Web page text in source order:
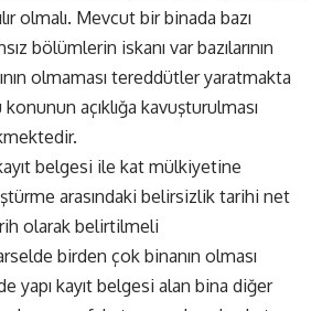
olmalı. Mevcut bir binada bazı
bölümlerin iskanı var bazılarının
olmaması tereddütler yaratmakta
açıklığa kavuşturulması
belgesi ile kat mülkiyetine
arasındaki belirsizlik tarihi net
olarak belirtilmeli
birden çok binanın olması
yapı kayıt belgesi alan bina diğer